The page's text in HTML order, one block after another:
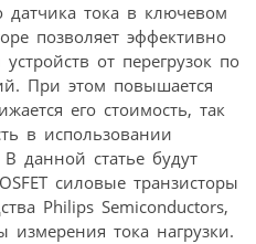
датчика тока в ключевом
позволяет эффективно
от перегрузок по
При этом повышается
его стоимость, так
в использовании
данной статье будут
силовые транзисторы
Philips Semiconductors,
тока нагрузки.